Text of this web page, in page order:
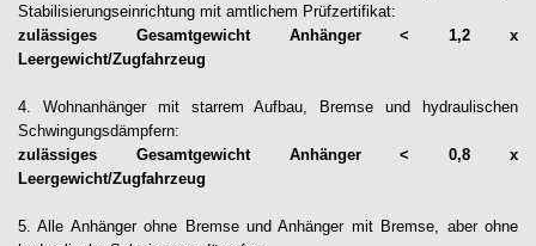
Stabilisierungseinrichtung mit amtlichem Prüfzertifikat:
zulässiges Gesamtgewicht Anhänger < 1,2 x
Leergewicht/Zugfahrzeug
4. Wohnanhänger mit starrem Aufbau, Bremse und hydraulischen
Schwingungsdämpfern:
zulässiges Gesamtgewicht Anhänger < 0,8 x
Leergewicht/Zugfahrzeug
5. Alle Anhänger ohne Bremse und Anhänger mit Bremse, aber ohne